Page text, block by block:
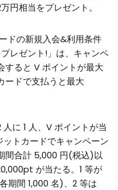
円相当をプレゼント。
ドの新規入会&利用条件
レゼント!」は、キャンペ
すると V ポイントが最大
ードで支払うと最大
に 1 人、V ポイントが当
トカードでキャンペーン
間合計 5,000 円(税込)以
が当たる。1 等が
期間 1,000 名)、2 等は